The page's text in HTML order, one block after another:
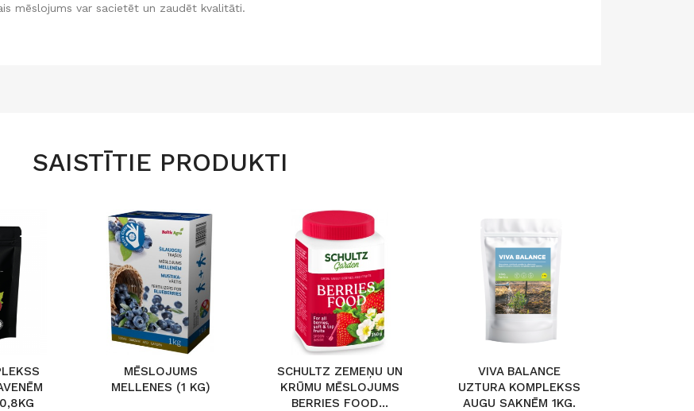
mēslojums var sacietēt un zaudēt kvalitāti.
SAISTĪTIE PRODUKTI
MĒSLOJUMS
MELLENES (1 KG)
SCHULTZ ZEMEŅU UN
KRŪMU MĒSLOJUMS
BERRIES FOOD...
VIVA BALANCE
UZTURA KOMPLEKSS
AUGU SAKNĒM 1KG.